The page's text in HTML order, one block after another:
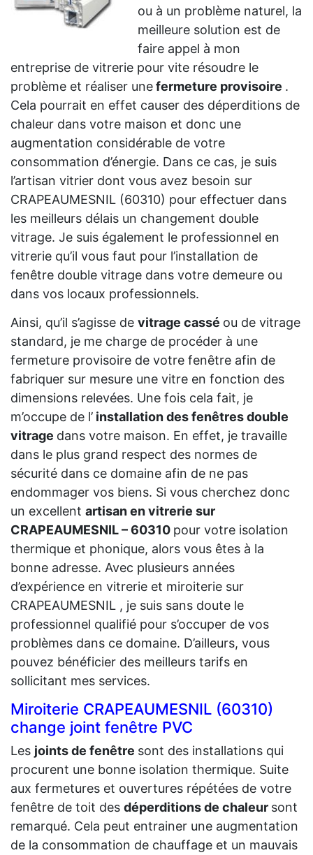
ou à un problème naturel, la
meilleure solution est de
faire appel à mon
entreprise de vitrerie pour vite résoudre le
problème et réaliser unefermeture provisoire .
Cela pourrait en effet causer des déperditions de
chaleur dans votre maison et donc une
augmentation considérable de votre
consommation d’énergie. Dans ce cas, je suis
l’artisan vitrier dont vous avez besoin sur
CRAPEAUMESNIL (60310) pour effectuer dans
les meilleurs délais un changement double
vitrage. Je suis également le professionnel en
vitrerie qu’il vous faut pour l’installation de
fenêtre double vitrage dans votre demeure ou
dans vos locaux professionnels.
Ainsi, qu’il s’agisse de vitrage cassé ou de vitrage
standard, je me charge de procéder à une
fermeture provisoire de votre fenêtre afin de
fabriquer sur mesure une vitre en fonction des
dimensions relevées. Une fois cela fait, je
m’occupe de l’ installation des fenêtres double
vitrage dans votre maison. En effet, je travaille
dans le plus grand respect des normes de
sécurité dans ce domaine afin de ne pas
endommager vos biens. Si vous cherchez donc
un excellent artisan en vitrerie sur
CRAPEAUMESNIL – 60310 pour votre isolation
thermique et phonique, alors vous êtes à la
bonne adresse. Avec plusieurs années
d’expérience en vitrerie et miroiterie sur
CRAPEAUMESNIL , je suis sans doute le
professionnel qualifié pour s’occuper de vos
problèmes dans ce domaine. D’ailleurs, vous
pouvez bénéficier des meilleurs tarifs en
sollicitant mes services.
Miroiterie CRAPEAUMESNIL (60310)
change joint fenêtre PVC
Les joints de fenêtre sont des installations qui
procurent une bonne isolation thermique. Suite
aux fermetures et ouvertures répétées de votre
fenêtre de toit des déperditions de chaleur sont
remarqué. Cela peut entrainer une augmentation
de la consommation de chauffage et un mauvais